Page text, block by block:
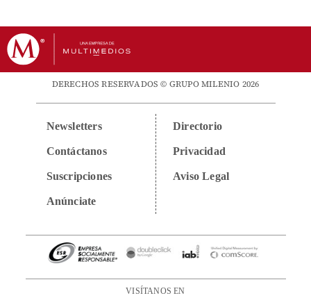
DERECHOS RESERVADOS © GRUPO MILENIO 2026
Newsletters
Contáctanos
Suscripciones
Anúnciate
Directorio
Privacidad
Aviso Legal
VISÍTANOS EN